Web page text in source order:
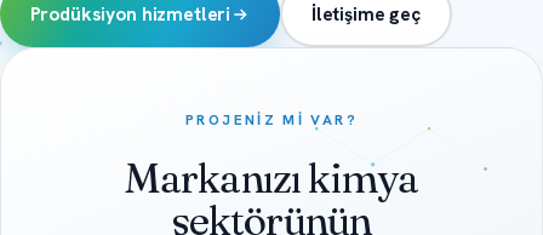
Prodüksiyon hizmetleri İletişime geç
PROJENIZ MI VAR?
Markanızı kimya
sektörünün